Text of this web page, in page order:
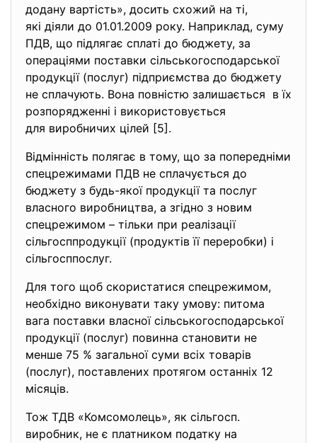
додану вартість», досить схожий на ті,
які діяли до 01.01.2009 року. Наприклад, суму
ПДВ, що підлягає сплаті до бюджету, за
операціями поставки сільськогосподарської
продукції (послуг) підприємства до бюджету
не сплачують. Вона повністю залишається в їх
розпорядженні і використовується
для виробничих цілей [5].
Відмінність полягає в тому, що за попередніми
спецрежимами ПДВ не сплачується до
бюджету з будь-якої продукції та послуг
власного виробництва, а згідно з новим
спецрежимом – тільки при реалізації
сільгосппродукції (продуктів її переробки) і
сільгосппослуг.
Для того щоб скористатися спецрежимом,
необхідно виконувати таку умову: питома
вага поставки власної сільськогосподарської
продукції (послуг) повинна становити не
менше 75 % загальної суми всіх товарів
(послуг), поставлених протягом останніх 12
місяців.
Тож ТДВ «Комсомолець», як сільгосп.
виробник, не є платником податку на